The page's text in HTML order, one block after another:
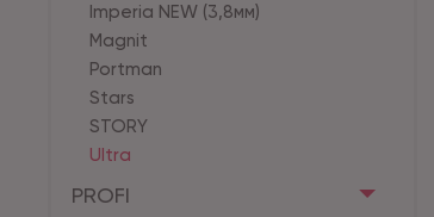
Imperia NEW (3,8мм)
Magnit
Portman
Stars
STORY
Ultra
PROFI